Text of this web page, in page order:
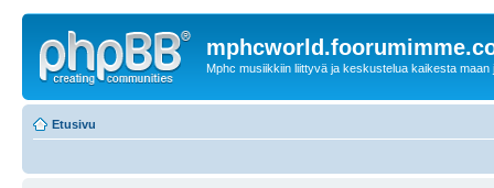
Mphc musiikkiin liittyvä ja keskustelua kaikesta maan
Etusivu